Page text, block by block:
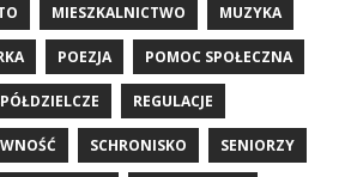
MIESZKALNICTWO MUZYKA
POEZJA POMOC SPOŁECZNA
REGULACJE
SCHRONISKO SENIORZY